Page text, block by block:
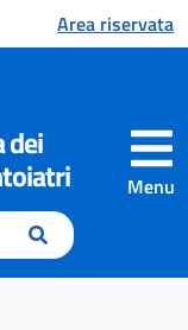
Area riservata
Menu
dei